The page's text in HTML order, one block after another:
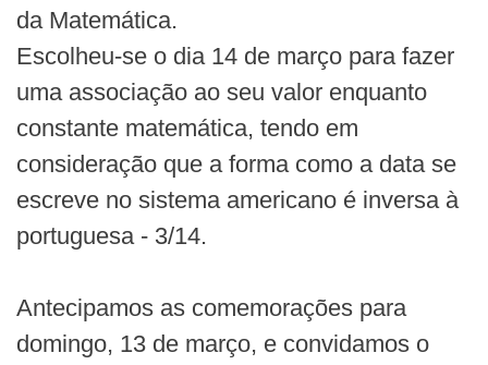
da Matemática.
Escolheu-se o dia 14 de março para fazer
uma associação ao seu valor enquanto
constante matemática, tendo em
consideração que a forma como a data se
escreve no sistema americano é inversa à
portuguesa - 3/14.
Antecipamos as comemorações para
domingo, 13 de março, e convidamos o